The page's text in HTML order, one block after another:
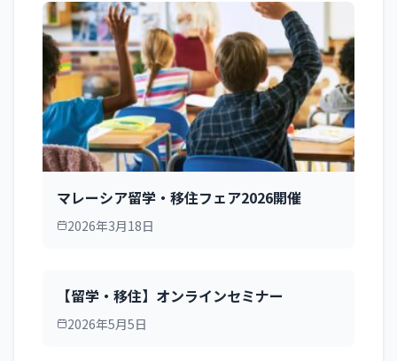
マレーシア留学・移住フェア2026開催
2026年3月18日
【留学・移住】オンラインセミナー
2026年5月5日